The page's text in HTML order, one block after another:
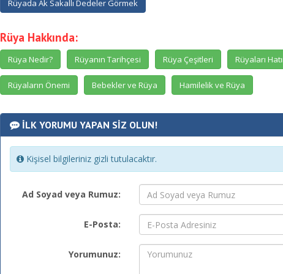
Rüyada Ak Sakallı Dedeler Görmek
Rüya Hakkında:
Rüya Nedir? Rüyanın Tarihçesi Rüya Çeşitleri Rüyaları
Rüyaların Önemi Bebekler ve Rüya Hamilelik ve Rüya
İLK YORUMU YAPAN SİZ OLUN!
Kişisel bilgileriniz gizli tutulacaktır.
Ad Soyad veya Rumuz:
E-Posta:
Yorumunuz: